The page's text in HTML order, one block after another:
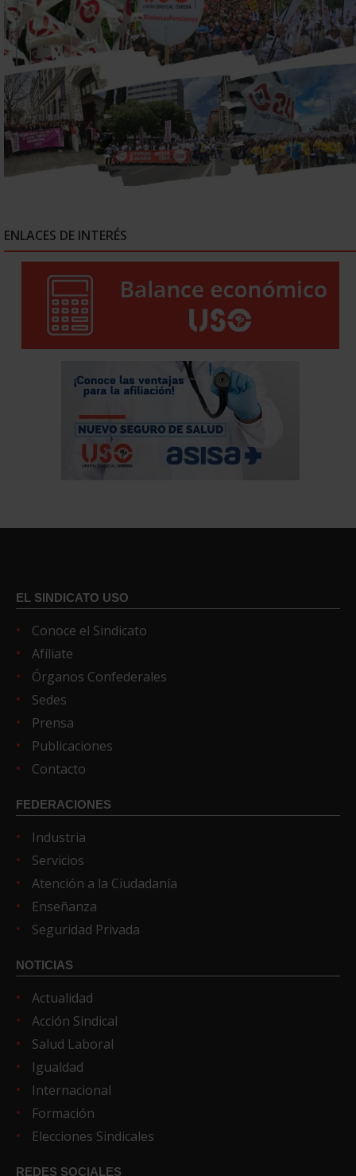
ENLACES DE INTERÉS
EL SINDICATO USO
Conoce el Sindicato
Afíliate
Órganos Confederales
Sedes
Prensa
Publicaciones
Contacto
FEDERACIONES
Industria
Servicios
Atención a la Ciudadanía
Enseñanza
Seguridad Privada
NOTICIAS
Actualidad
Acción Sindical
Salud Laboral
Igualdad
Internacional
Formación
Elecciones Sindicales
REDES SOCIALES